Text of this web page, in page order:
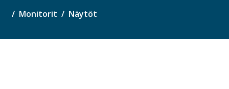
Monitorit Näytöt